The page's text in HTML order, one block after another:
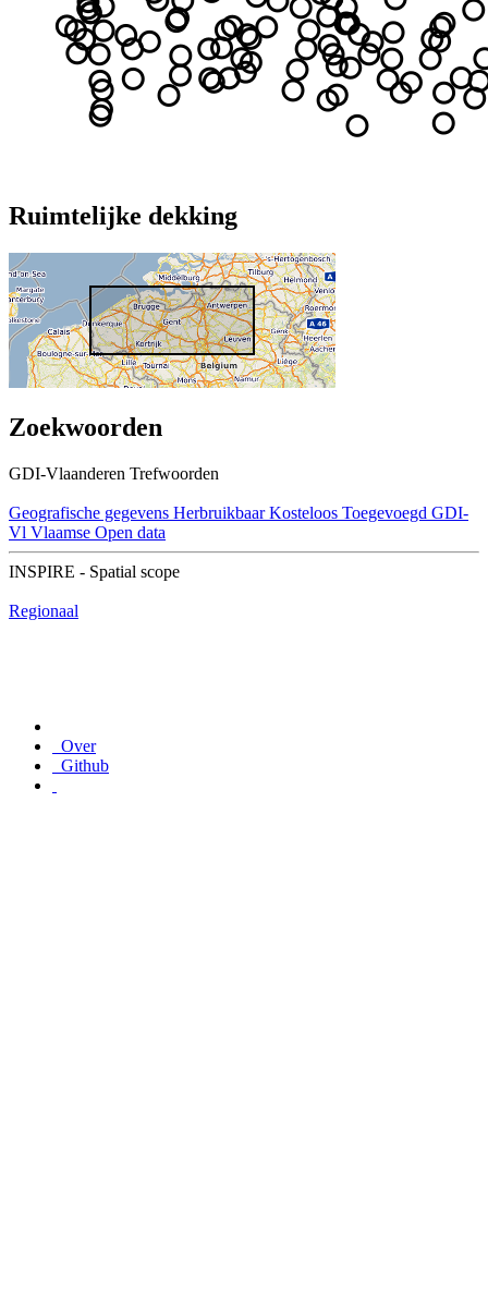
Ruimtelijke dekking
Zoekwoorden
GDI-Vlaanderen Trefwoorden
Geografische gegevens Herbruikbaar Kosteloos Toegevoegd GDI-
Vl Vlaamse Open data
INSPIRE - Spatial scope
Regionaal
Over
Github